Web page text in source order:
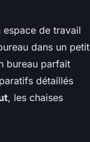
espace de travail
dans un petit
bureau parfait
détaillés
, les chaises